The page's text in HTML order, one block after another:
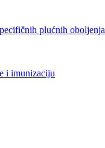
plućnih oboljenja
i imunizaciju